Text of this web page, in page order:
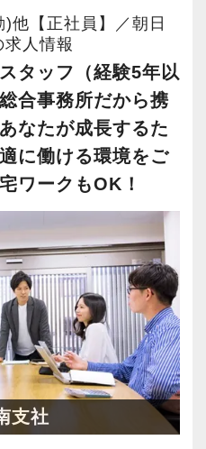
新しいモノを世の中
企業体質を持ってい
シャリストとして一人
タッフ間で密に連携し
質なサービスを提供
であるために】
してきた機能では、
てお客様が本当に必要
とができないと考えて
様の“目線の先“をとら
提案、そして最適な想
々の研鑽が欠かせませ
れず、会計・税務に留
他【正社員】／朝日
人情報
タッフ（経験5年以
合事務所だから携
なたが成長するた
に働ける環境をご
ワークもOK！
支社